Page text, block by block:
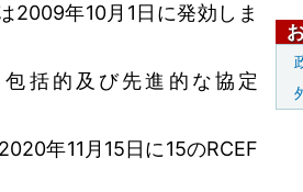
2009年10月 1 日に発効しま
括的及び先進的な協定
2020年11 月 15日に15のRCEF